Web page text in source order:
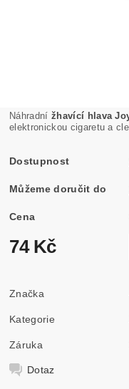
Náhradní žhavící hlava
elektronickou cigaretu a
Dostupnost
Můžeme doručit do
Cena
74 Kč
Značka
Kategorie
Záruka
Dotaz